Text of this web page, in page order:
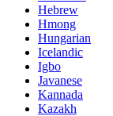
Hebrew
Hmong
Hungarian
Icelandic
Igbo
Javanese
Kannada
Kazakh